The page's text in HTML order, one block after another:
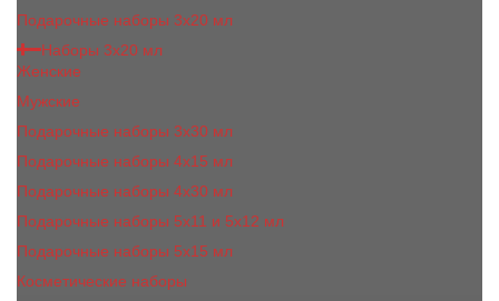
Подарочные наборы 3x20 мл
Наборы 3х20 мл
Женские
Мужские
Подарочные наборы 3х30 мл
Подарочные наборы 4x15 мл
Подарочные наборы 4x30 мл
Подарочные наборы 5x11 и 5х12 мл
Подарочные наборы 5x15 мл
Косметические наборы